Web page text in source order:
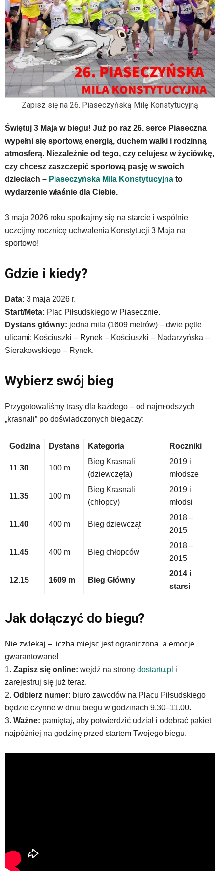
wyposażona
dedykowane
skróty
klawiaturowe,
zatem
nawigacja
obsługiwana
jest
standardowy
sposób.
Na
stronie
mogą
się
znajdować
powszechnie
używane
wideo
portalu
YouTube
mapy
Google
osadzane
ramek.
Elementy
te
za
pomocą
strzałek
lub
oraz
wyposażone
skróty
przyjęte
Zapisz się na 26. Piaseczyńską Milę Konstytucyjną
Świętuj 3 Maja w biegu! Już po raz 26. serce Piaseczna
wypełni się sportową energią, duchem walki i rodzinną
atmosferą. Niezależnie od tego, czy celujesz w życiówkę,
czy chcesz zaszczepić sportową pasję w swoich
dzieciach – Piaseczyńska Mila Konstytucyjna to
wydarzenie właśnie dla Ciebie.
3 maja 2026 roku spotkajmy się na starcie i wspólnie
uczcijmy rocznicę uchwalenia Konstytucji 3 Maja na
sportowo!
Gdzie i kiedy?
Data: 3 maja 2026 r.
Start/Meta: Plac Piłsudskiego w Piasecznie.
Dystans główny: jedna mila (1609 metrów) – dwie pętle
ulicami: Kościuszki – Rynek – Kościuszki – Nadarzyńska –
Sierakowskiego – Rynek.
Wybierz swój bieg
Przygotowaliśmy trasy dla każdego – od najmłodszych
„krasnali” po doświadczonych biegaczy:
Godzina Dystans Kategoria Roczniki
11.30 100 m
Bieg Krasnali
(dziewczęta)
2019 i
młodsze
11.35 100 m
Bieg Krasnali
(chłopcy)
2019 i
młodsi
11.40 400 m Bieg dziewcząt
2018 –
2015
11.45 400 m Bieg chłopców
2018 –
2015
12.15 1609 m Bieg Główny
2014 i
starsi
Jak dołączyć do biegu?
Nie zwlekaj – liczba miejsc jest ograniczona, a emocje
gwarantowane!
1. Zapisz się online: wejdź na stronę dostartu.pl i
zarejestruj się już teraz.
2. Odbierz numer: biuro zawodów na Placu Piłsudskiego
będzie czynne w dniu biegu w godzinach 9.30–11.00.
3. Ważne: pamiętaj, aby potwierdzić udział i odebrać pakiet
najpóźniej na godzinę przed startem Twojego biegu.